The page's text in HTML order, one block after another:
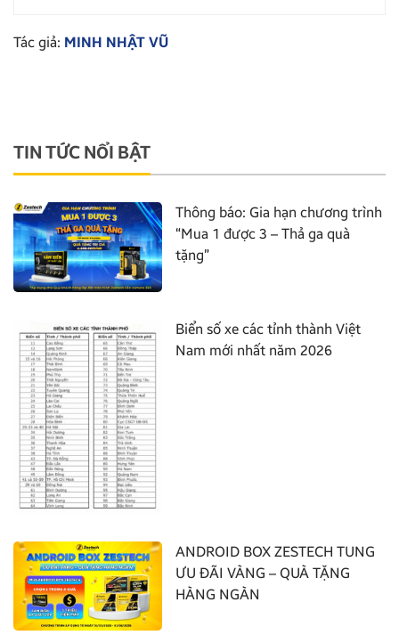
Tác giả: MINH NHẬT VŨ
TIN TỨC NỔI BẬT
Thông báo: Gia hạn chương trình
“Mua 1 được 3 – Thả ga quà
tặng”
Biển số xe các tỉnh thành Việt
Nam mới nhất năm 2026
ANDROID BOX ZESTECH TUNG
ƯU ĐÃI VÀNG – QUÀ TẶNG
HÀNG NGÀN